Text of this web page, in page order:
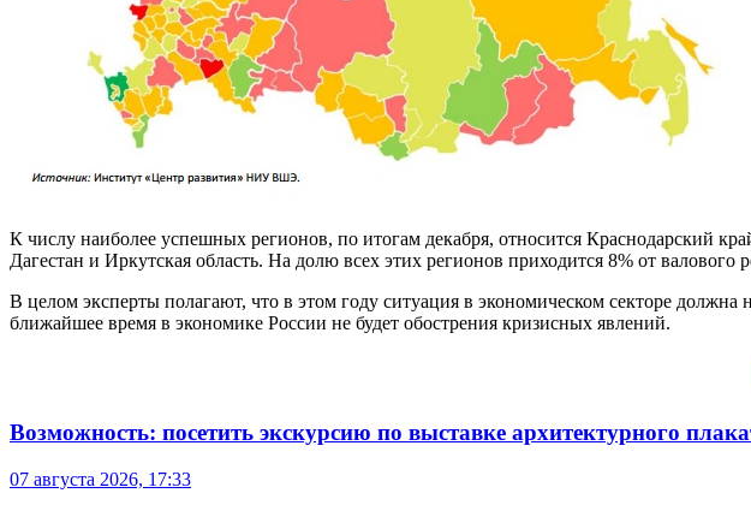
К числу наиболее успешных регионов, по итогам декабря, относится Краснодарский
Дагестан и Иркутская область. На долю всех этих регионов приходится 8% от валового
В целом эксперты полагают, что в этом году ситуация в экономическом секторе
ближайшее время в экономике России не будет обострения кризисных явлений.
Возможность: посетить экскурсию по выставке архитектурного
07 августа 2026, 17:33